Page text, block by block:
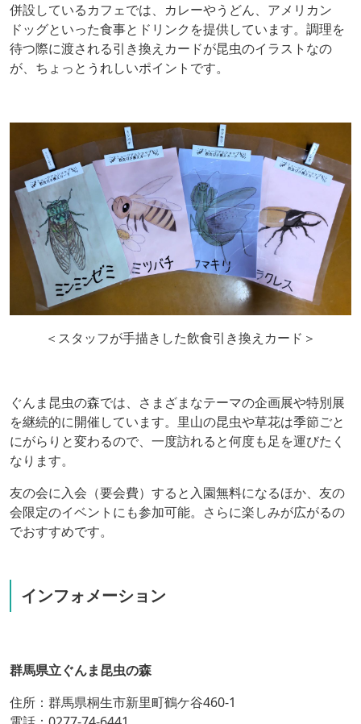
併設しているカフェでは、カレーやうどん、アメリカン
ドッグといった食事とドリンクを提供しています。調理を
待つ際に渡される引き換えカードが昆虫のイラストなの
が、ちょっとうれしいポイントです。
＜スタッフが手描きした飲食引き換えカード＞
ぐんま昆虫の森では、さまざまなテーマの企画展や特別展
を継続的に開催しています。里山の昆虫や草花は季節ごと
にがらりと変わるので、一度訪れると何度も足を運びたく
なります。
友の会に入会（要会費）すると入園無料になるほか、友の
会限定のイベントにも参加可能。さらに楽しみが広がるの
でおすすめです。
インフォメーション
群馬県立ぐんま昆虫の森
住所：群馬県桐生市新里町鶴ケ谷460-1